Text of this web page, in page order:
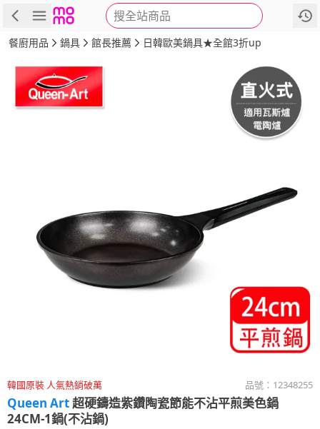
搜全站商品
商品 評價 詳情
餐廚用品 鍋具 館長推薦 日韓歐美鍋具★全館3折up
韓國原裝 人氣熱銷破萬 品號： 12348255
Queen Art超硬鑄造紫鑽陶瓷節能不沾平煎美色鍋
24CM-1鍋(不沾鍋)